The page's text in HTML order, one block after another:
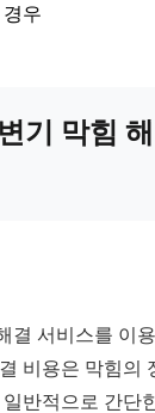
우
기 막힘
결 서비스를 이
비용은 막힘의
반적으로 간단